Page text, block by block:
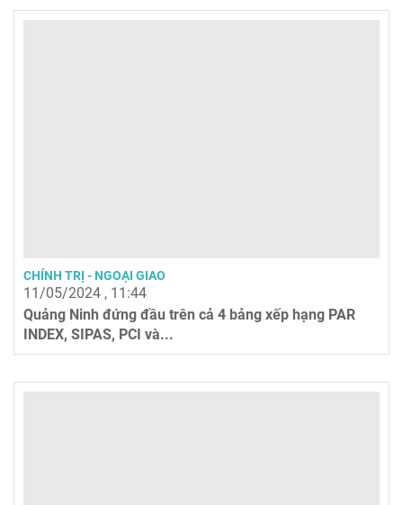
CHÍNH TRỊ - NGOẠI GIAO
11/05/2024 , 11:44
Quảng Ninh đứng đầu trên cả 4 bảng xếp hạng PAR
INDEX, SIPAS, PCI và...